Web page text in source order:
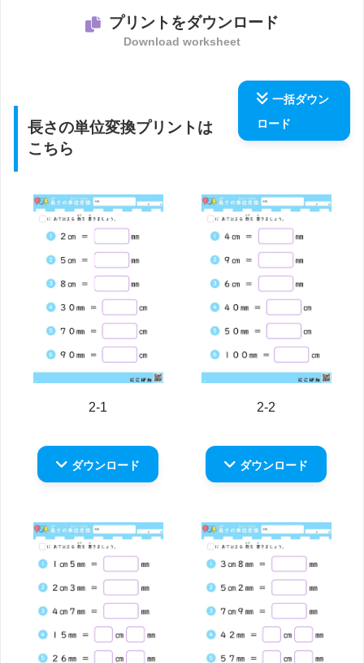
プリントをダウンロード
Download worksheet
長さの単位変換プリントは
こちら
一括ダウン
ロード
2-1
ダウンロード
2-2
ダウンロード